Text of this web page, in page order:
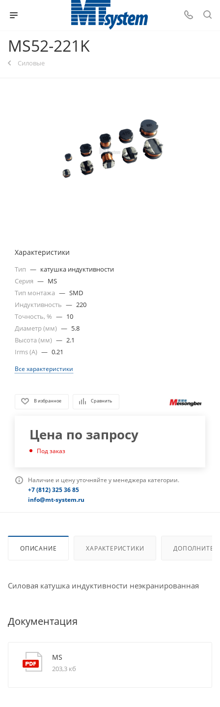
MS52-221K
Силовые
Характеристики
Тип — катушка индуктивности
Серия — MS
Тип монтажа — SMD
Индуктивность — 220
Точность, % — 10
Диаметр (мм) — 5.8
Высота (мм) — 2.1
Irms (A) — 0.21
Все характеристики
В избранное Сравнить
Цена по запросу
Под заказ
Наличие и цену уточняйте у менеджера категории.
+7 (812) 325 36 85
info@mt-system.ru
ОПИСАНИЕ ХАРАКТЕРИСТИКИ
Силовая катушка индуктивности неэкранированная
Документация
MS
203,3 кб